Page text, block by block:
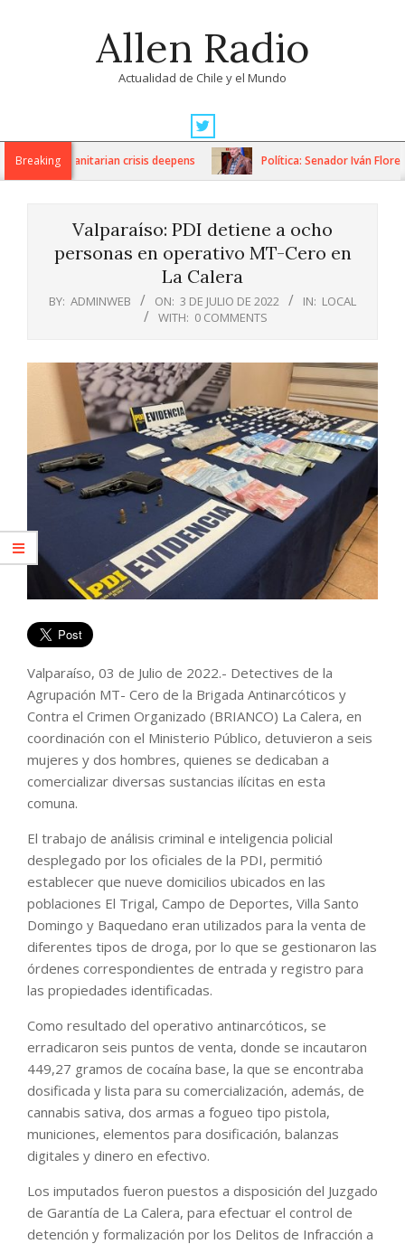
Allen Radio
Actualidad de Chile y el Mundo
Navigation
MenuBreaking
as humanitarian crisis deepens Política: Senador Iván Flores
Valparaíso: PDI detiene a ocho
personas en operativo MT-Cero en
La Calera
BY: ADMINWEB ON: 3 DE JULIO DE 2022 IN: LOCAL
WITH: 0 COMMENTS
Valparaíso, 03 de Julio de 2022.- Detectives de la
Agrupación MT- Cero de la Brigada Antinarcóticos y
Contra el Crimen Organizado (BRIANCO) La Calera, en
coordinación con el Ministerio Público, detuvieron a seis
mujeres y dos hombres, quienes se dedicaban a
comercializar diversas sustancias ilícitas en esta
comuna.
El trabajo de análisis criminal e inteligencia policial
desplegado por los oficiales de la PDI, permitió
establecer que nueve domicilios ubicados en las
poblaciones El Trigal, Campo de Deportes, Villa Santo
Domingo y Baquedano eran utilizados para la venta de
diferentes tipos de droga, por lo que se gestionaron las
órdenes correspondientes de entrada y registro para
las propiedades identificadas.
Como resultado del operativo antinarcóticos, se
erradicaron seis puntos de venta, donde se incautaron
449,27 gramos de cocaína base, la que se encontraba
dosificada y lista para su comercialización, además, de
cannabis sativa, dos armas a fogueo tipo pistola,
municiones, elementos para dosificación, balanzas
digitales y dinero en efectivo.
Los imputados fueron puestos a disposición del Juzgado
de Garantía de La Calera, para efectuar el control de
detención y formalización por los Delitos de Infracción a